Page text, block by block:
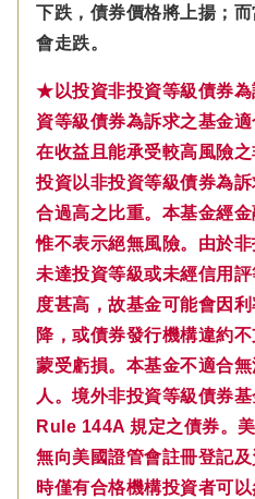
下跌，債券價格將上揚；
會走跌。
★以投資非投資等級債券
資等級債券為訴求之基金
在收益且能承受較高風險
投資以非投資等級債券為
合過高之比重。本基金經
惟不表示絕無風險。由於
未達投資等級或未經信用
度甚高，故基金可能會因
降，或債券發行機構違約
蒙受虧損。本基金不適合
人。境外非投資等級債券
Rule 144A 規定之債券。
無向美國證管會註冊登記
時僅有合格機構投資者可